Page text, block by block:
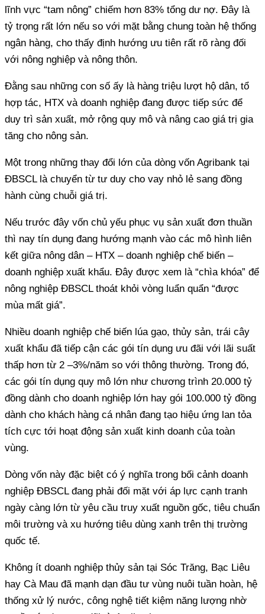
lĩnh vực “tam nông” chiếm hơn 83% tổng dư nợ. Đây là
tỷ trọng rất lớn nếu so với mặt bằng chung toàn hệ thống
ngân hàng, cho thấy định hướng ưu tiên rất rõ ràng đối
với nông nghiệp và nông thôn.
Đằng sau những con số ấy là hàng triệu lượt hộ dân, tổ
hợp tác, HTX và doanh nghiệp đang được tiếp sức để
duy trì sản xuất, mở rộng quy mô và nâng cao giá trị gia
tăng cho nông sản.
Một trong những thay đổi lớn của dòng vốn Agribank tại
ĐBSCL là chuyển từ tư duy cho vay nhỏ lẻ sang đồng
hành cùng chuỗi giá trị.
Nếu trước đây vốn chủ yếu phục vụ sản xuất đơn thuần
thì nay tín dụng đang hướng mạnh vào các mô hình liên
kết giữa nông dân – HTX – doanh nghiệp chế biến –
doanh nghiệp xuất khẩu. Đây được xem là “chìa khóa” để
nông nghiệp ĐBSCL thoát khỏi vòng luẩn quẩn “được
mùa mất giá”.
Nhiều doanh nghiệp chế biến lúa gạo, thủy sản, trái cây
xuất khẩu đã tiếp cận các gói tín dụng ưu đãi với lãi suất
thấp hơn từ 2 –3%/năm so với thông thường. Trong đó,
các gói tín dụng quy mô lớn như chương trình 20.000 tỷ
đồng dành cho doanh nghiệp lớn hay gói 100.000 tỷ đồng
dành cho khách hàng cá nhân đang tạo hiệu ứng lan tỏa
tích cực tới hoạt động sản xuất kinh doanh của toàn
vùng.
Dòng vốn này đặc biệt có ý nghĩa trong bối cảnh doanh
nghiệp ĐBSCL đang phải đối mặt với áp lực cạnh tranh
ngày càng lớn từ yêu cầu truy xuất nguồn gốc, tiêu chuẩn
môi trường và xu hướng tiêu dùng xanh trên thị trường
quốc tế.
Không ít doanh nghiệp thủy sản tại Sóc Trăng, Bạc Liêu
hay Cà Mau đã mạnh dạn đầu tư vùng nuôi tuần hoàn, hệ
thống xử lý nước, công nghệ tiết kiệm năng lượng nhờ